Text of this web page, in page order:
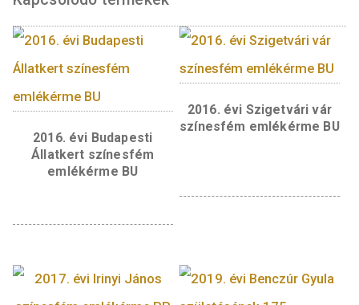
motívummal kifejezi az uralkodó
elkötelezettségét a keresztény rend
visszaállítása mellett. A pénzverés egyben az
uralkodói szuverenitás megnyilvánulása.
Hátlap: Az emlékérme hátlapján –
pergamenszerű felületen – I. András
idézőpecsétjének ábrázolása látható, amely
hiteles forrásként szolgál az uralkodó
ábrázolásához. Az idézőpecsét képétől balra
szerepel. Fent félköriratban az uralkodó